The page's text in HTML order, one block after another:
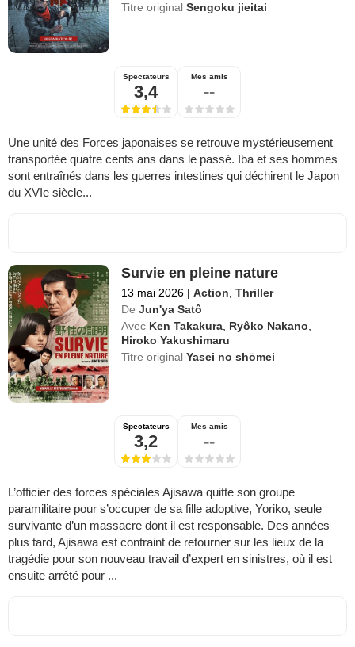
Titre originalSengoku jieitai
Spectateurs
3,4
Mes amis
--
Une unité des Forces japonaises se retrouve mystérieusement
transportée quatre cents ans dans le passé. Iba et ses hommes
sont entraînés dans les guerres intestines qui déchirent le Japon
du XVIe siècle...
Survie en pleine nature
13 mai 2026 | Action ,Thriller
De Jun'ya Satô
Avec Ken Takakura Ryôko Nakano
Hiroko Yakushimaru
Titre originalYasei no shōmei
Spectateurs
3,2
Mes amis
--
L’officier des forces spéciales Ajisawa quitte son groupe
paramilitaire pour s’occuper de sa fille adoptive, Yoriko, seule
survivante d’un massacre dont il est responsable. Des années
plus tard, Ajisawa est contraint de retourner sur les lieux de la
tragédie pour son nouveau travail d’expert en sinistres, où il est
ensuite arrêté pour ...